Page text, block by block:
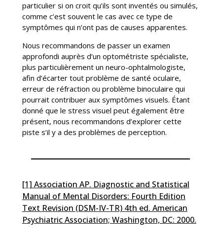
particulier si on croit qu’ils sont inventés ou simulés,
comme c’est souvent le cas avec ce type de
symptômes qui n’ont pas de causes apparentes.
Nous recommandons de passer un examen
approfondi auprès d’un optométriste spécialiste,
plus particulièrement un neuro-ophtalmologiste,
afin d’écarter tout problème de santé oculaire,
erreur de réfraction ou problème binoculaire qui
pourrait contribuer aux symptômes visuels. Étant
donné que le stress visuel peut également être
présent, nous recommandons d’explorer cette
piste s’il y a des problèmes de perception.
[1] Association AP. Diagnostic and Statistical
Manual of Mental Disorders: Fourth Edition
Text Revision (DSM-IV-TR) 4th ed. American
Psychiatric Association; Washington, DC: 2000.